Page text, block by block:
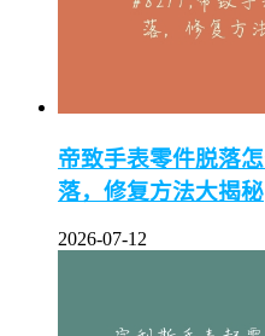
帝致手表零件脱落
落，修复方法大揭秘
2026-07-12